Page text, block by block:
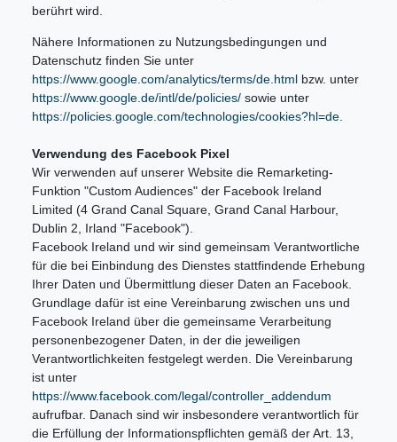
berührt wird.
Nähere Informationen zu Nutzungsbedingungen und
Datenschutz finden Sie unter
https://www.google.com/analytics/terms/de.html bzw. unter
https://www.google.de/intl/de/policies/ sowie unter
https://policies.google.com/technologies/cookies?hl=de
Verwendung des Facebook Pixel
Wir verwenden auf unserer Website die Remarketing-
Funktion "Custom Audiences" der Facebook Ireland
Limited (4 Grand Canal Square, Grand Canal Harbour,
Dublin 2, Irland "Facebook").
Facebook Ireland und wir sind gemeinsam Verantwortliche
für die bei Einbindung des Dienstes stattfindende Erhebung
Ihrer Daten und Übermittlung dieser Daten an Facebook.
Grundlage dafür ist eine Vereinbarung zwischen uns und
Facebook Ireland über die gemeinsame Verarbeitung
personenbezogener Daten, in der die jeweiligen
Verantwortlichkeiten festgelegt werden. Die Vereinbarung
ist unter
https://www.facebook.com/legal/controller_addendum
aufrufbar. Danach sind wir insbesondere verantwortlich für
die Erfüllung der Informationspflichten gemäß der Art. 13,